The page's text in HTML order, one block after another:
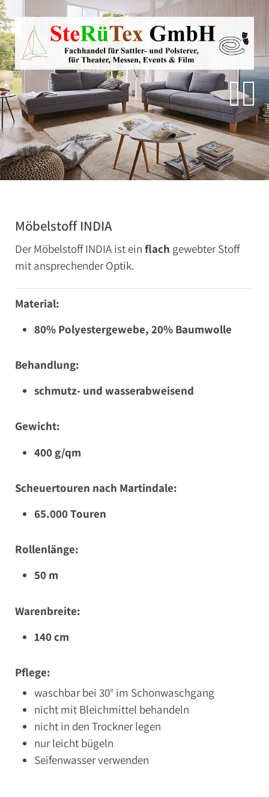
Direkt zur Hauptnavigation springen
Direkt zum Inhalt springen
Zur Unternavigation springen
Möbelstoff INDIA
Der Möbelstoff INDIA ist ein flach gewebter Stoff
mit ansprechender Optik.
Material:
80% Polyestergewebe, 20% Baumwolle
Behandlung:
schmutz- und wasserabweisend
Gewicht:
400 g/qm
Scheuertouren nach Martindale:
65.000 Touren
Rollenlänge:
50 m
Warenbreite:
140 cm
Pflege:
waschbar bei 30° im Schonwaschgang
nicht mit Bleichmittel behandeln
nicht in den Trockner legen
nur leicht bügeln
Seifenwasser verwenden
SteRüTex
Planen- & Persenningstoffe
Reißverschlüsse
Artikel um die Persenning
Polstermaterialien
Autohimmelstoffe